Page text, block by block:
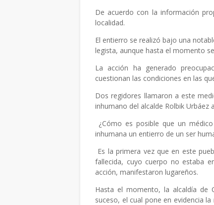
De acuerdo con la información
localidad.
El entierro se realizó bajo una
legista, aunque hasta el momento
La acción ha generado
cuestionan las condiciones en las
Dos regidores llamaron a este
inhumano del alcalde Rolbik Urbáez
¿Cómo es posible que un
inhumana un entierro de un ser
Es la primera vez que en este
fallecida, cuyo cuerpo no estaba
acción, manifestaron lugareños.
Hasta el momento, la alcaldía de
suceso, el cual pone en evidencia